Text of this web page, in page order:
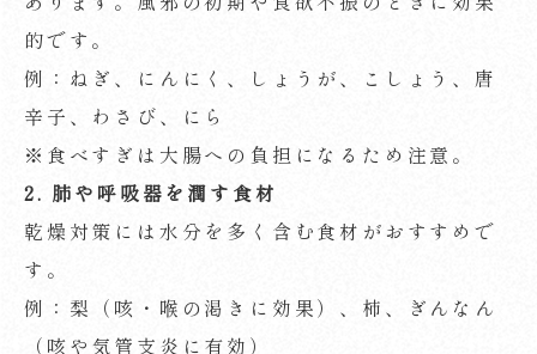
的です。
例：ねぎ、にんにく、しょうが、こしょう、唐
辛子、わさび、にら
※食べすぎは大腸への負担になるため注意。
2. 肺や呼吸器を潤す食材
乾燥対策には水分を多く含む食材がおすすめで
す。
例：梨（咳・喉の渇きに効果）、柿、ぎんなん
（咳や気管支炎に有効）